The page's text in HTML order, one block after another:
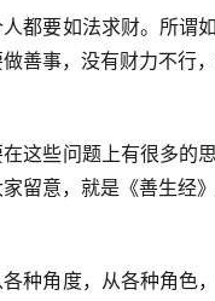
都要如法求财。所谓
善事，没有财力不行
这些问题上有很多的
留意，就是《善生经》
种角度，从各种角色